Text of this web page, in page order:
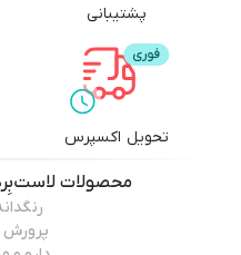
پشتیبانی
تحویل اکسپرس
محصولات
پرورش